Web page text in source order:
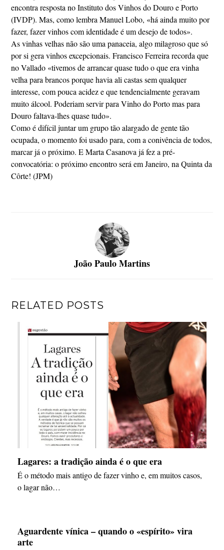
encontra resposta no Instituto dos Vinhos do Douro e Porto
(IVDP). Mas, como lembra Manuel Lobo, «há ainda muito por
fazer, fazer vinhos com identidade é um desejo de todos».
As vinhas velhas não são uma panaceia, algo milagroso que só
por si gera vinhos excepcionais. Francisco Ferreira recorda que
no Vallado «tivemos de arrancar quase tudo o que era vinha
velha para brancos porque havia ali castas sem qualquer
interesse, com pouca acidez e que tendencialmente geravam
muito álcool. Poderiam servir para Vinho do Porto mas para
Douro faltava-lhes quase tudo».
Como é difícil juntar um grupo tão alargado de gente tão
ocupada, o momento foi usado para, com a conivência de todos,
marcar já o próximo. E Marta Casanova já fez a pré-
convocatória: o próximo encontro será em Janeiro, na Quinta da
Côrte! (JPM)
João Paulo Martins
RELATED POSTS
Lagares: a tradição ainda é o que era
É o método mais antigo de fazer vinho e, em muitos casos,
o lagar não…
Aguardente vínica – quando o «espírito» vira
arte